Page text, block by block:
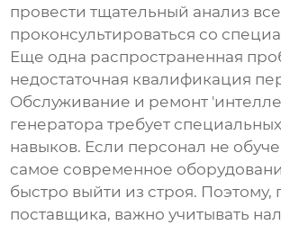
провести тщательный анализ
проконсультироваться со
Еще одна распространенная
недостаточная квалификация
Обслуживание и ремонт
генератора требует
навыков. Если персонал не
самое современное
быстро выйти из строя.
поставщика, важно учитывать